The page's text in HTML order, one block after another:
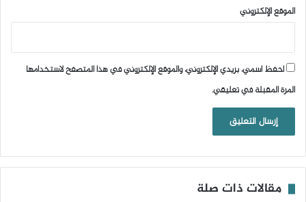
الموقع الإلكتروني
احفظ اسمي، بريدي الإلكتروني، والموقع الإلكتروني في هذا المتصفح لاستخدامها
المرة المقبلة في تعليقي.
مقالات ذات صلة